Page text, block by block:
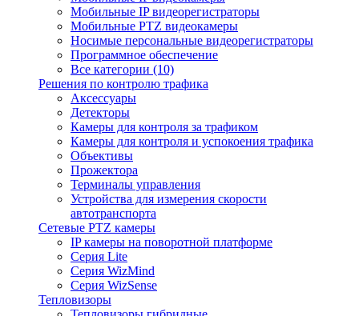
Мобильные IP видеорегистраторы
Мобильные PTZ видеокамеры
Носимые персональные видеорегистраторы
Программное обеспечение
Все категории (10)
Решения по контролю трафика
Аксессуары
Детекторы
Камеры для контроля за трафиком
Камеры для контроля и успокоения трафика
Объективы
Прожектора
Терминалы управления
Устройства для измерения скорости
автотранспорта
Сетевые PTZ камеры
IP камеры на поворотной платформе
Серия Lite
Серия WizMind
Серия WizSense
Тепловизоры